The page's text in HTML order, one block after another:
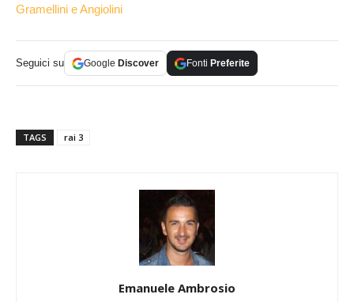
Gramellini e Angiolini
Seguici su Google Discover Fonti Preferite
TAGS rai 3
Emanuele Ambrosio